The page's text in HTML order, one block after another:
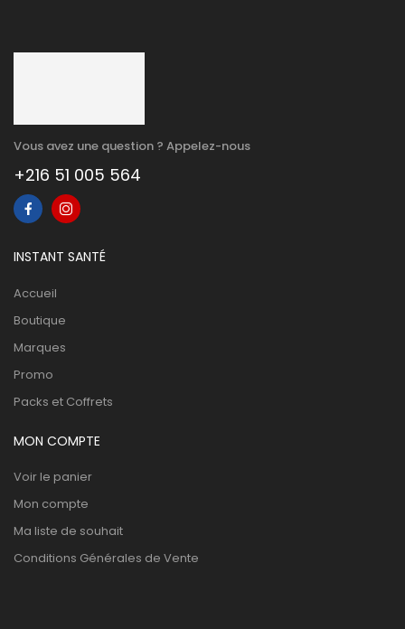
Vous avez une question ? Appelez-nous
+216 51 005 564
INSTANT SANTÉ
Accueil
Boutique
Marques
Promo
Packs et Coffrets
MON COMPTE
Voir le panier
Mon compte
Ma liste de souhait
Conditions Générales de Vente